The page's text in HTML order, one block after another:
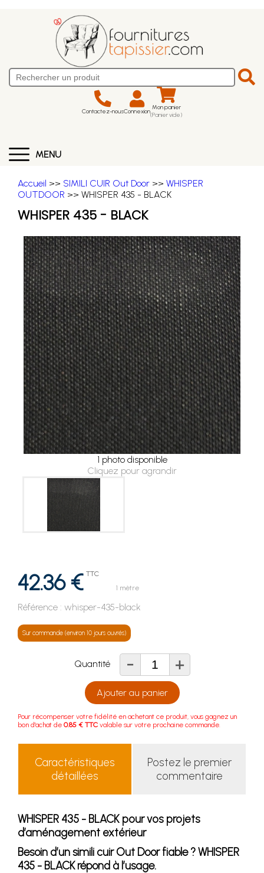
Contactez-nousConnexion Mon panier
(Panier vide)
MENU
Accueil >> SIMILI CUIR Out Door >> WHISPER
OUTDOOR >> WHISPER 435 - BLACK
WHISPER 435 - BLACK
1 photo disponible
Cliquez pour agrandir
42.36 € TTC
1 mètre
Référence : whisper-435-black
Sur commande (environ 10 jours ouvrés)
Quantité - +
Ajouter au panier
Pour récompenser votre fidélité en achetant ce produit, vous gagnez un
bon d'achat de 0.85 € TTC valable sur votre prochaine commande.
Caractéristiques
détaillées
Postez le premier
commentaire
WHISPER 435 - BLACK pour vos projets
d’aménagement extérieur
Besoin d’un simili cuir Out Door fiable ? WHISPER
435 - BLACK répond à l’usage.